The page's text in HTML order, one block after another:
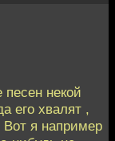
некой
его хвалят ,
Вот я например